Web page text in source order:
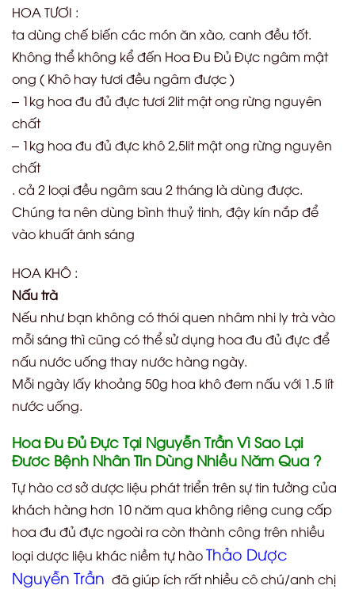
HOA TƯƠI :
ta dùng chế biến các món ăn xào, canh đều tốt.
Không thể không kể đến Hoa Đu Đủ Đực ngâm mật
ong ( Khô hay tươi đều ngâm được )
– 1kg hoa đu đủ đực tươi 2lit mật ong rừng nguyên
chất
– 1kg hoa đu đủ đực khô 2,5lit mật ong rừng nguyên
chất
. cả 2 loại đều ngâm sau 2 tháng là dùng được.
Chúng ta nên dùng bình thuỷ tinh, đậy kín nắp để
vào khuất ánh sáng
HOA KHÔ :
Nấu trà
Nếu như bạn không có thói quen nhâm nhi ly trà vào
mỗi sáng thì cũng có thể sử dụng hoa đu đủ đực để
nấu nước uống thay nước hàng ngày.
Mỗi ngày lấy khoảng 50g hoa khô đem nấu với 1.5 lít
nước uống.
Hoa Đu Đủ Đực Tại Nguyễn Trần Vì Sao Lại
Đươc Bệnh Nhân Tin Dùng Nhiều Năm Qua ?
Tự hào cơ sở dược liệu phát triển trên sự tin tưởng của
khách hàng hơn 10 năm qua không riêng cung cấp
hoa đu đủ đực ngoài ra còn thành công trên nhiều
loại dược liệu khác niềm tự hàoThảo Dược
Nguyễn Trần đã giúp ích rất nhiều cô chú/anh chị